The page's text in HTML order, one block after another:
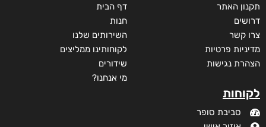
תקנון האתר
דרושים
צרו קשר
מדיניות פרטיות
הצהרת נגישות
לקוחות
סביבת סופר
דף הבית
חנות
השירותים שלנו
לקוחותינו ממליצים
שידורים
מי אנחנו?